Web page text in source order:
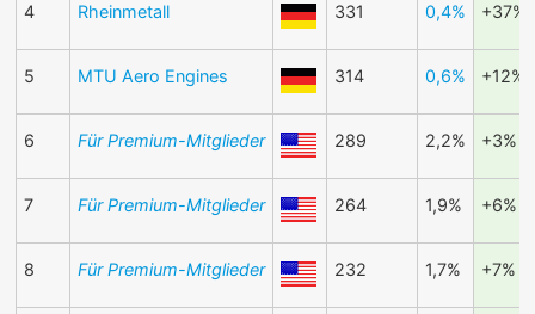
4 Rheinmetall 331 0,4% +37%
5 MTU Aero Engines 314 0,6% +12%
6 Für Premium-Mitglieder 289 2,2% +3%
7 Für Premium-Mitglieder 264 1,9% +6%
8 Für Premium-Mitglieder 232 1,7% +7%